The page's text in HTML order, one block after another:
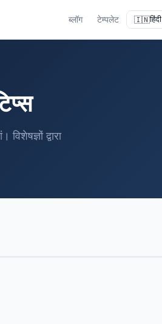
ब्लॉग टेम्पलेट 🇮🇳हिंदी
द्वारा